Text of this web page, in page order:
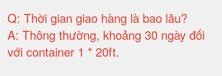
Q: Thời gian giao hàng là bao lâu?
A: Thông thường, khoảng 30 ngày đối
với container 1 * 20ft.